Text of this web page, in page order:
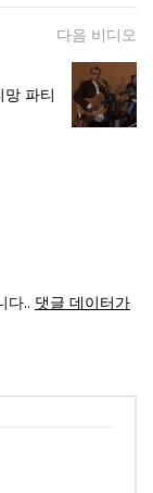
다음 비디오
파티
다.. 댓글 데이터가